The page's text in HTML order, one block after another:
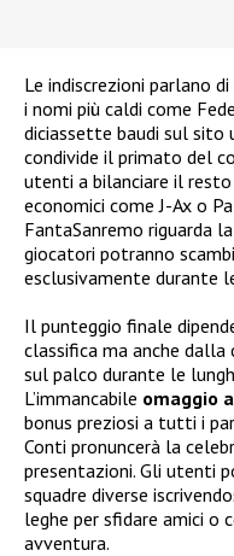
Le indiscrezioni parlano
i nomi più caldi come
diciassette baudi sul sito
condivide il primato del
utenti a bilanciare il
economici come J-Ax o
FantaSanremo riguarda
giocatori potranno
esclusivamente durante
Il punteggio finale
classifica ma anche
sul palco durante le
L’immancabile omaggio
bonus preziosi a tutti i
Conti pronuncerà la
presentazioni. Gli utenti
squadre diverse
leghe per sfidare amici o
avventura.